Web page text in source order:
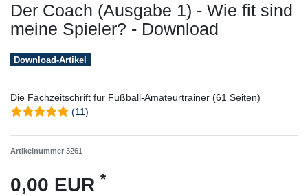
Der Coach (Ausgabe 1) - Wie fit sind
meine Spieler? - Download
Download-Artikel
Die Fachzeitschrift für Fußball-Amateurtrainer (61 Seiten)
(11)
Artikelnummer 3261
0,00 EUR *